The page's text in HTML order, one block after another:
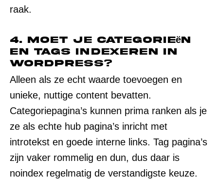
raak.
4. Moet je categorieën
en tags indexeren in
WordPress?
Alleen als ze echt waarde toevoegen en
unieke, nuttige content bevatten.
Categoriepagina’s kunnen prima ranken als je
ze als echte hub pagina’s inricht met
introtekst en goede interne links. Tag pagina’s
zijn vaker rommelig en dun, dus daar is
noindex regelmatig de verstandigste keuze.